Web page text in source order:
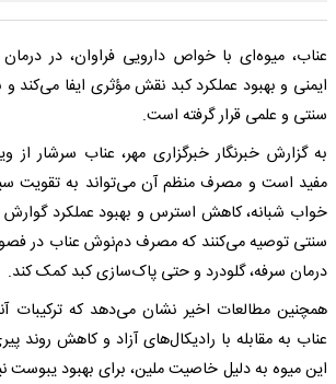
عناب، میوه‌ای با خواص دارویی فراوان، در
ایمنی و بهبود عملکرد کبد نقش مؤثری ایفا می‌کند
سنتی و علمی قرار گرفته است.
به گزارش خبرنگار خبرگزاری مهر، عناب سرشار از
مفید است و مصرف منظم آن می‌تواند به تقویت
خواب شبانه، کاهش استرس و بهبود عملکرد
سنتی توصیه می‌کنند که مصرف دم‌نوش عناب در
درمان سرفه، گلودرد و حتی پاک‌سازی کبد کمک کند.
همچنین مطالعات اخیر نشان می‌دهد که ترکیبات
عناب به مقابله با رادیکال‌های آزاد و کاهش روند
این میوه به دلیل خاصیت ملین، برای بهبود یبوست